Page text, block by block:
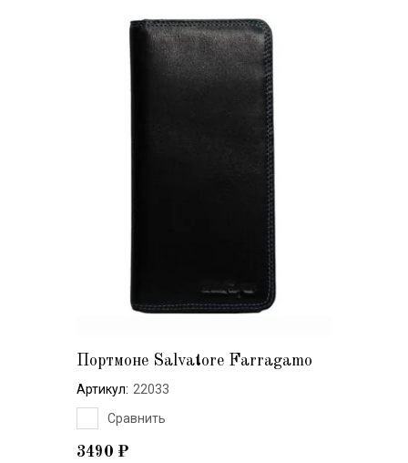
Портмоне Salvatore Farragamo
3490 ₽
Артикул: 22033
Сравнить